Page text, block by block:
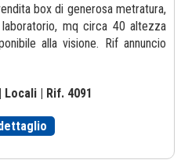
box di generosa metratura,
mq circa 40 altezza
alla visione. Rif annuncio
Locali | Rif. 4091